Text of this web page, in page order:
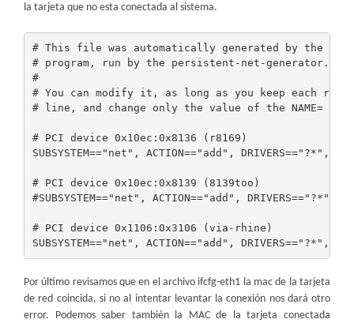
la tarjeta que no esta conectada al sistema.
# This file was automatically generated by the /
# program, run by the persistent-net-
#
# You can modify it, as long as you keep each
# line, and change only the value of the NAME= key.
# PCI device 0x10ec:0x8136 (r8169)
SUBSYSTEM=="net", ACTION=="add",
# PCI device 0x10ec:0x8139 (8139too)
#SUBSYSTEM=="net", ACTION=="add",
# PCI device 0x1106:0x3106 (via-rhine)
Por último revisamos que en el archivo ifcfg-eth1 la mac de la tarjeta
de red coincida, si no al intentar levantar la conexión nos dará otro
error. Podemos saber también la MAC de la tarjeta conectada